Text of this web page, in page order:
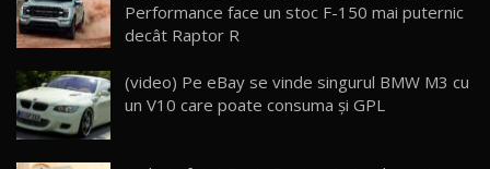
26:38
25
mai Exclusiv și Puternic Defender Testat în
Moldova
32:21
26
Performance face un stoc F-150 mai puternic
decât Raptor R
(video) Pe eBay se vinde singurul BMW M3 cu
un V10 care poate consuma şi GPL